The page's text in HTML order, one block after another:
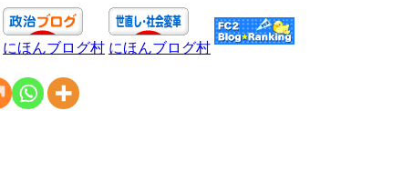
にほんブログ村 にほんブログ村